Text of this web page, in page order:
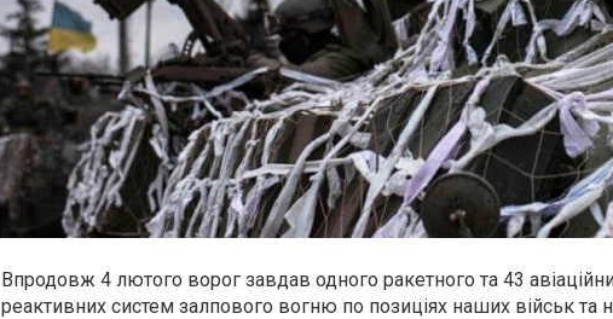
Впродовж 4 лютого ворог завдав одного ракетного та 43
реактивних систем залпового вогню по позиціях наших військ та